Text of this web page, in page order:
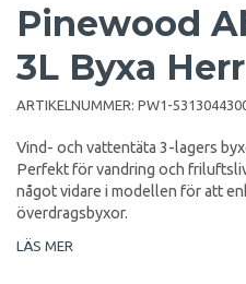
Pinewood
3L Byxa Herr
ARTIKELNUMMER: PW1-
Vind- och vattentäta 3-lagers
Perfekt för vandring och
något vidare i modellen för att
överdragsbyxor.
LÄS MER